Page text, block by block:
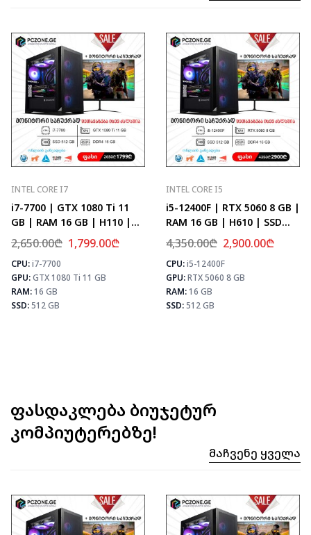
MAX FPS
PUBG
64
Fortnite
76
INTEL CORE I7
i7-7700 | GTX 1080 Ti 11
GB | RAM 16 GB | H110 |
SSD 512 GB
2,650.00₾ 1,799.00₾
CPU:i7-7700
GPU:GTX 1080 Ti 11 GB
RAM:16 GB
SSD:512 GB
⚡ MAX FPS
CS2
156
PUBG
101
Fortnite
119
INTEL CORE I5
i5-12400F | RTX 5060 8 GB |
RAM 16 GB | H610 | SSD
512 GB
4,350.00₾ 2,900.00₾
CPU:i5-12400F
GPU:RTX 5060 8 GB
RAM:16 GB
SSD:512 GB
ფასდაკლება ბიუჯეტურ
კომპიუტერებზე!
Მაჩვენე Ყველა